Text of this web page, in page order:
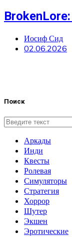
Иосиф Сид
02.06.2026
Поиск
Аркады
Инди
Квесты
Ролевая
Симуляторы
Стратегия
Хоррор
Шутер
Экшен
Эротические